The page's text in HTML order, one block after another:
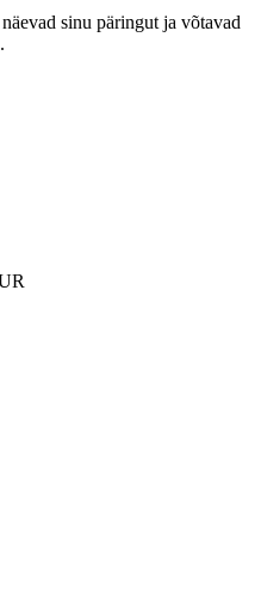
sinu päringut ja võtavad